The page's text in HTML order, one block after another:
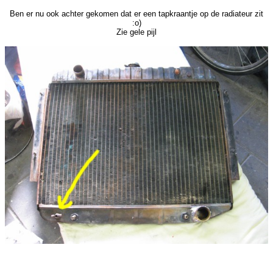
Ben er nu ook achter gekomen dat er een tapkraantje op de radiateur zit
:o)
Zie gele pijl